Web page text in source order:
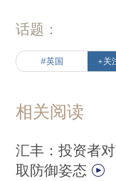
话题：
#英国 +关
相关阅读
汇丰：投资者
取防御姿态